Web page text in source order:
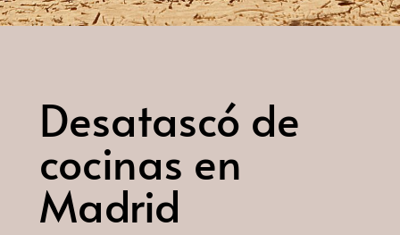
Desatascó de
cocinas en
Madrid